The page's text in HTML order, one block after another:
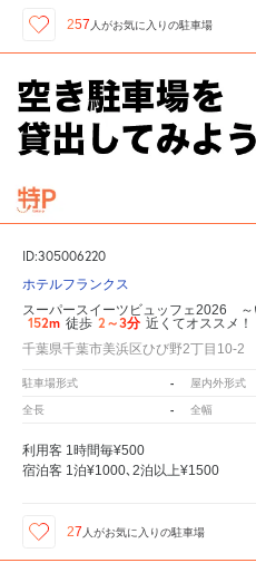
257 人がお気に入りの駐車場
ID:305006220
ホテルフランクス
スーパースイーツビュッフェ2026 ～
152m 徒歩 2～3分 近くてオススメ！
千葉県千葉市美浜区ひび野2丁目10-2
駐車場形式 - 屋内外形式
全長 - 全幅
利用客 1時間毎¥500
宿泊客 1泊¥1000､2泊以上¥1500
27 人がお気に入りの駐車場